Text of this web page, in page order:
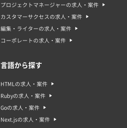
プロジェクトマネージャーの求人・案件
カスタマーサクセスの求人・案件
編集・ライターの求人・案件
コーポレートの求人・案件
言語から探す
HTMLの求人・案件
Rubyの求人・案件
Goの求人・案件
Next.jsの求人・案件